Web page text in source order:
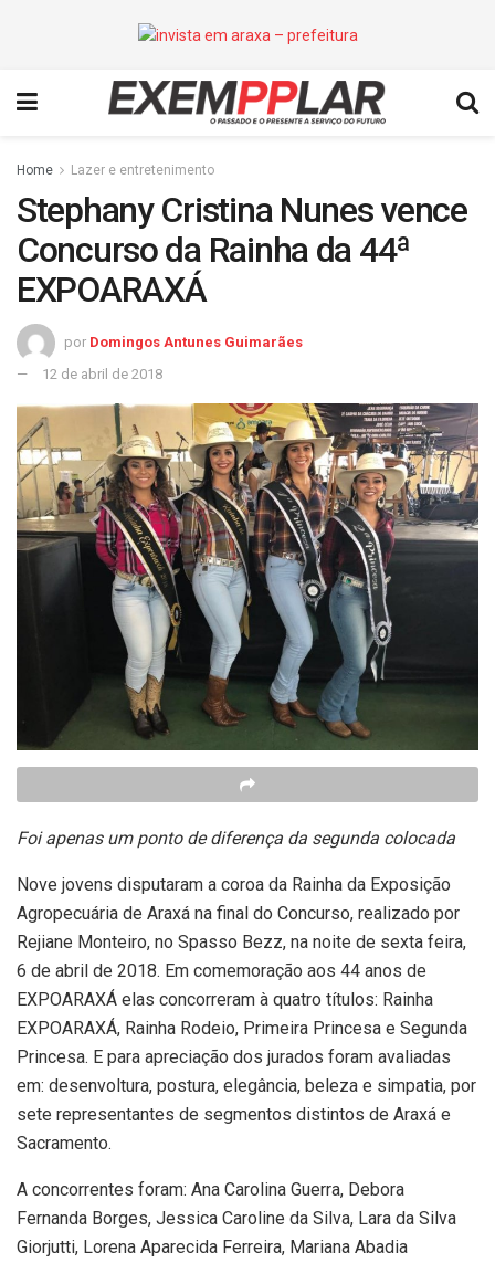
Home Lazer e entretenimento
Stephany Cristina Nunes vence
Concurso da Rainha da 44ª
EXPOARAXÁ
por Domingos Antunes Guimarães
12 de abril de 2018
Foi apenas um ponto de diferença da segunda colocada
Nove jovens disputaram a coroa da Rainha da Exposição
Agropecuária de Araxá na final do Concurso, realizado por
Rejiane Monteiro, no Spasso Bezz, na noite de sexta feira,
6 de abril de 2018. Em comemoração aos 44 anos de
EXPOARAXÁ elas concorreram à quatro títulos: Rainha
EXPOARAXÁ, Rainha Rodeio, Primeira Princesa e Segunda
Princesa. E para apreciação dos jurados foram avaliadas
em: desenvoltura, postura, elegância, beleza e simpatia, por
sete representantes de segmentos distintos de Araxá e
Sacramento.
A concorrentes foram: Ana Carolina Guerra, Debora
Fernanda Borges, Jessica Caroline da Silva, Lara da Silva
Giorjutti, Lorena Aparecida Ferreira, Mariana Abadia